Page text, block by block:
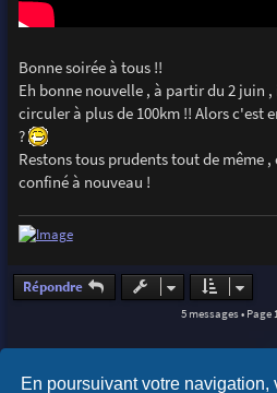
En poursuivant votre navigation,
Bonne soirée à tous !!
Eh bonne nouvelle , à partir du 2 juin
circuler à plus de 100km !! Alors c'est
?
Restons tous prudents tout de même
confiné à nouveau !
Répondre
5 messages • Page